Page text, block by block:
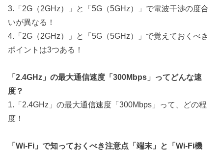
3.「2G（2GHz）」と「5G（5GHz）」で電波干渉の度合
いが異なる！
4.「2G（2GHz）」と「5G（5GHz）」で覚えておくべき
ポイントは3つある！
「2.4GHz」の最大通信速度「300Mbps」ってどんな速
度？
1.「2.4GHz」の最大通信速度「300Mbps」って、どの程
度！
「Wi-Fi」で知っておくべき注意点「端末」と「Wi-Fi機